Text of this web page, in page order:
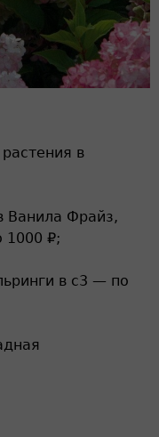
в
Ванила Фрайз,
1000 ₽;
в с3 — по